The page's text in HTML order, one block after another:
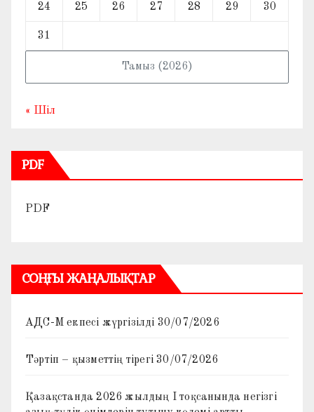
Тамыз (2026)
24 25 26 27 28 29 30
31
« Шіл
PDF
PDF
СОҢҒЫ ЖАҢАЛЫҚТАР
АДС-М екпесі жүргізілді 30/07/2026
Тәртіп – қызметтің тірегі 30/07/2026
Қазақстанда 2026 жылдың I тоқсанында негізгі